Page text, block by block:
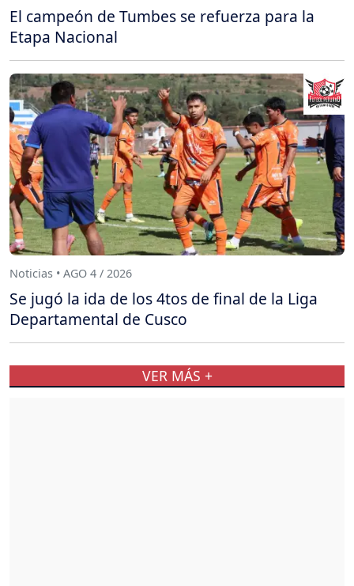
El campeón de Tumbes se refuerza para la
Etapa Nacional
Noticias • AGO 4 / 2026
Se jugó la ida de los 4tos de final de la Liga
Departamental de Cusco
VER MÁS +